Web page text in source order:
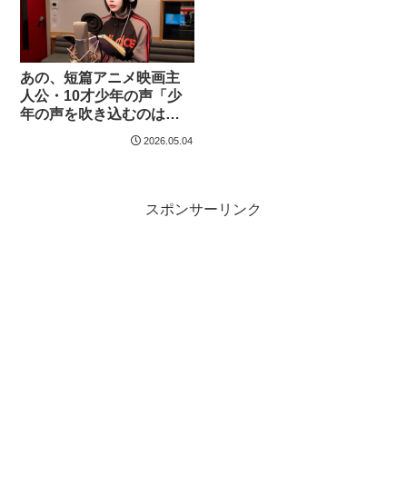
あの、短篇アニメ映画主
人公・10才少年の声「少
年の声を吹き込むのは初
めてて挑戦的で…」と！
花澤香菜、三木眞一郎が
2026.05.04
スポンサーリンク